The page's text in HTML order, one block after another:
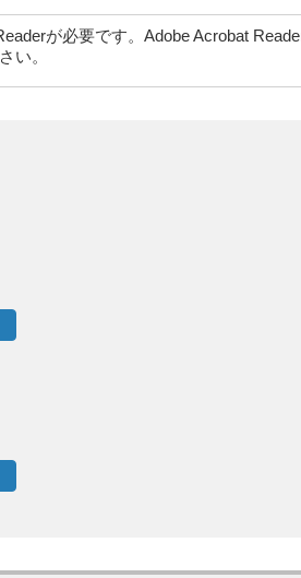
が必要です。Adobe Acrobat
い。